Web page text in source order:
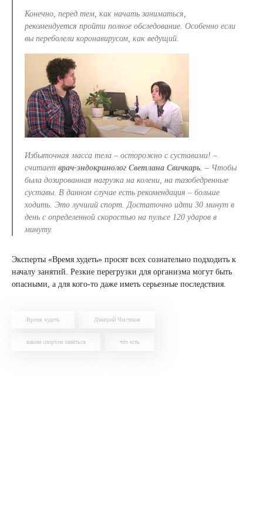
Конечно, перед тем, как начать заниматься,
рекомендуется пройти полное обследование. Особенно если
вы переболели коронавирусом, как ведущий.
Избыточная масса тела – осторожно с суставами! –
считает врач-эндокринолог Светлана Свичкарь . – Чтобы
была дозированная нагрузка на колени, на тазобедренные
суставы. В данном случае есть рекомендация – больше
ходить. Это лучший спорт. Достаточно идти 30 минут в
день с определенной скоростью на пульсе 120 ударов в
минуту.
Эксперты «Время худеть» просят всех сознательно подходить к
началу занятий. Резкие перегрузки для организма могут быть
опасными, а для кого-то даже иметь серьезные последствия.
Время худеть Дмитрий Чистяков
каким спортом заняться что есть